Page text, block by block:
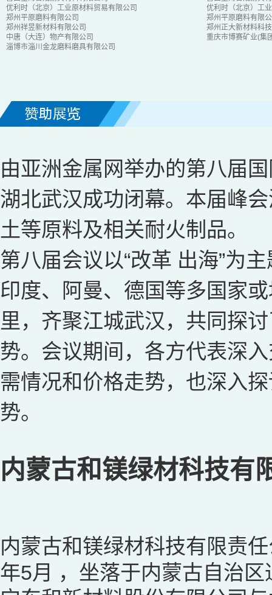
优利时（北京）工业原材料贸易有限公司
优利时（北京）工
郑州平原磨料有限公司
郑州平原磨料有限
郑州祥昱新材料有限公司
郑州正大新材料科
中唐（大连）物产有限公司
重庆市博赛矿业(集
淄博市淄川金龙磨料磨具有限公司
由亚洲金属网举办的第八届
湖北武汉成功闭幕。本届峰
土等原料及相关耐火制品。
第八届会议以“改革 出海”为
印度、阿曼、德国等多国家
里，齐聚江城武汉，共同探
势。会议期间，各方代表深
需情况和价格走势，也深入
势。
内蒙古和镁绿材科技有
内蒙古和镁绿材科技有限责
年5月 ，坐落于内蒙古自治